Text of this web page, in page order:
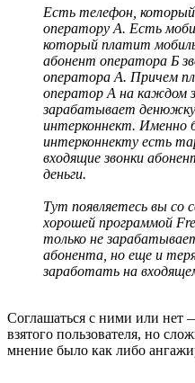
Есть телефон, который
оператору А. Есть
который платит
абонент оператора Б
оператора А. Причем
оператор А на каждом
зарабатывает
интерконнект. Именно
интерконнекту есть
входящие звонки
деньги.
Тут появляетесь вы со
хорошей программой
только не
абонента, но еще и
заработать на
Соглашаться с ними или нет
взятого пользователя, но
мнение было как либо